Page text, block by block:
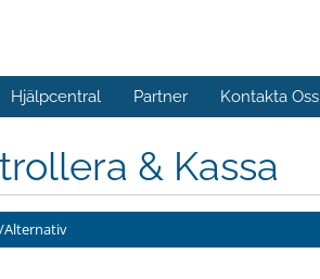
Hjälpcentral Partner Kontakta Oss
& Kassa